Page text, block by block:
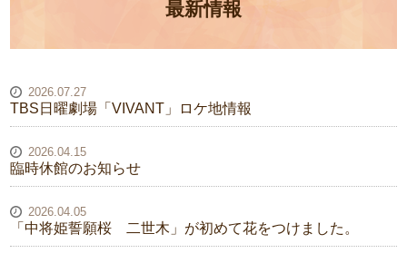
最新情報
2026.07.27
TBS日曜劇場「VIVANT」ロケ地情報
2026.04.15
臨時休館のお知らせ
2026.04.05
「中将姫誓願桜 二世木」が初めて花をつけました。